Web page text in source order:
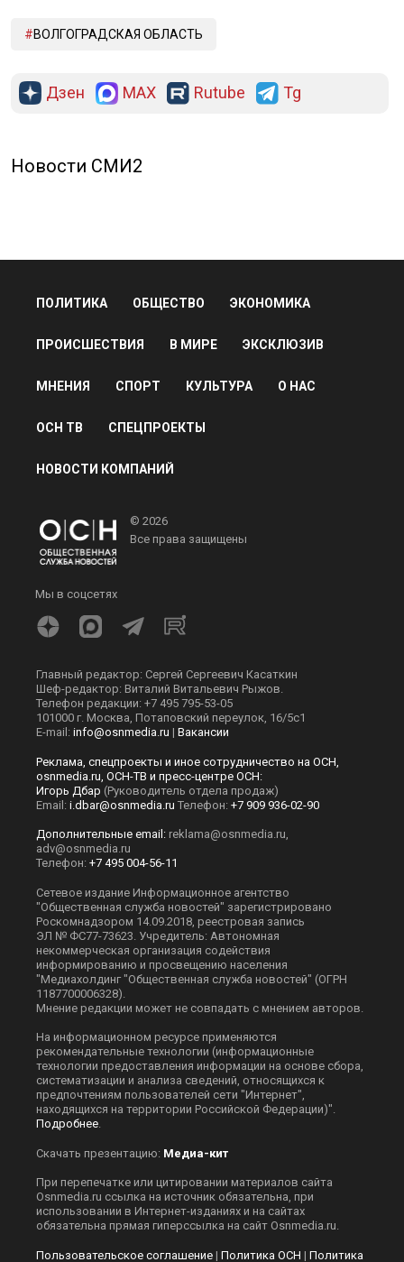
ВОЛГОГРАДСКАЯ ОБЛАСТЬ
Дзен MAX Rutube Tg
Новости СМИ2
ПОЛИТИКА ОБЩЕСТВО ЭКОНОМИКА
ПРОИСШЕСТВИЯ В МИРЕ ЭКСКЛЮЗИВ
МНЕНИЯ СПОРТ КУЛЬТУРА О НАС
ОСН ТВ СПЕЦПРОЕКТЫ
НОВОСТИ КОМПАНИЙ
© 2026
Все права защищены
Мы в соцсетях
Главный редактор: Сергей Сергеевич Касаткин
Шеф-редактор: Виталий Витальевич Рыжов.
Телефон редакции: +7 495 795-53-05
101000 г. Москва, Потаповский переулок, 16/5с1
E-mail: info@osnmedia.ru | Вакансии
Реклама, спецпроекты и иное сотрудничество на ОСН,
osnmedia.ru, ОСН-ТВ и пресс-центре ОСН:
Игорь Дбар (Руководитель отдела продаж)
Email: i.dbar@osnmedia.ru Телефон: +7 909 936-02-90
Дополнительные email: reklama@osnmedia.ru
adv@osnmedia.ru
Телефон: +7 495 004-56-11
Сетевое издание Информационное агентство
"Общественная служба новостей" зарегистрировано
Роскомнадзором 14.09.2018, реестровая запись
ЭЛ № ФС77-73623. Учредитель: Автономная
некоммерческая организация содействия
информированию и просвещению населения
"Медиахолдинг "Общественная служба новостей" (ОГРН
1187700006328).
Мнение редакции может не совпадать с мнением авторов.
На информационном ресурсе применяются
рекомендательные технологии (информационные
технологии предоставления информации на основе сбора,
систематизации и анализа сведений, относящихся к
предпочтениям пользователей сети "Интернет",
находящихся на территории Российской Федерации)".
Подробнее
Скачать презентацию: Медиа-кит
При перепечатке или цитировании материалов сайта
Оsnmedia.ru ссылка на источник обязательна, при
использовании в Интернет-изданиях и на сайтах
обязательна прямая гиперссылка на сайт Оsnmedia.ru.
Пользовательское соглашение | Политика ОСН | Политика